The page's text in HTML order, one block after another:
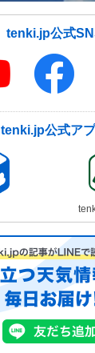
tenki.jp公式
tenki.jp公式ア